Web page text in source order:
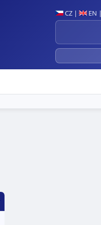
CZ | EN |